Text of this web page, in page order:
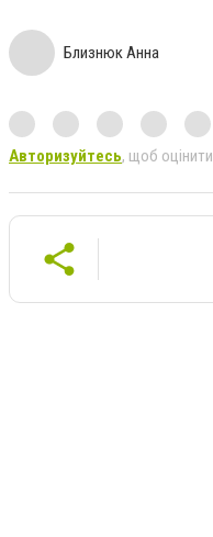
Близнюк Анна
Авторизуйтесь, щоб оцінити